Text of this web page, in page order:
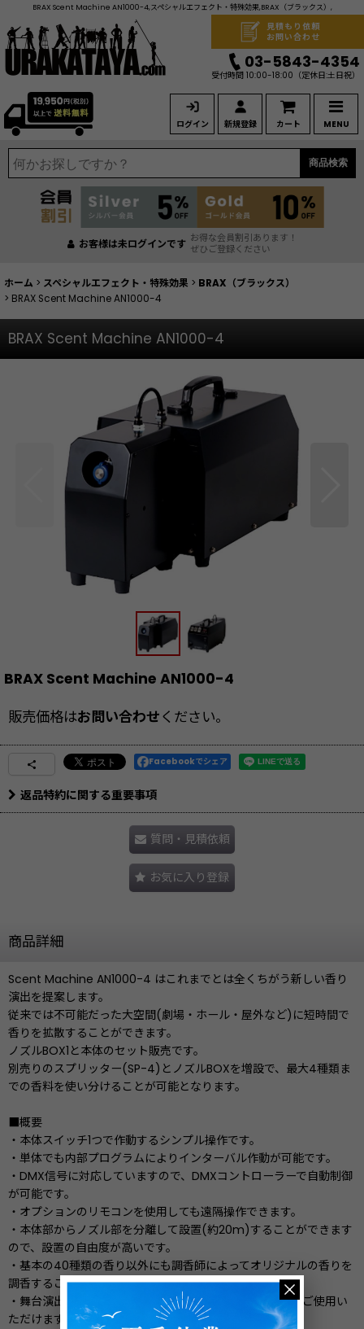
BRAX Scent Machine AN1000-4,スペシャルエフェクト・特殊効果,BRAX（ブラックス）,
ログイン 新規登録 カート MENU
見積もり依頼
お問い合わせ
03-5843-4354
受付時間 10:00-18:00 （定休日:土日祝）
商品検索
お客様は未ログインです お得な会員割引あります！
ぜひご登録ください
ホーム > スペシャルエフェクト・特殊効果 > BRAX（ブラックス）
> BRAX Scent Machine AN1000-4
BRAX Scent Machine AN1000-4
BRAX Scent Machine AN1000-4
販売価格はお問い合わせください。
Facebookでシェア
返品特約に関する重要事項
質問・見積依頼
お気に入り登録
商品詳細
Scent Machine AN1000-4 はこれまでとは全くちがう新しい香り
演出を提案します。
従来では不可能だった大空間(劇場・ホール・屋外など)に短時間で
香りを拡散することができます。
ノズルBOX1と本体のセット販売です。
別売りのスプリッター(SP-4)とノズルBOXを増設で、最大4種類ま
での香料を使い分けることが可能となります。
■概要
・本体スイッチ1つで作動するシンプル操作です。
・単体でも内部プログラムによりインターバル作動が可能です。
・DMX信号に対応していますので、DMXコントローラーで自動制御
が可能です。
・オプションのリモコンを使用しても遠隔操作できます。
・本体部からノズル部を分離して設置(約20m)することができます
ので、設置の自由度が高いです。
・基本の40種類の香り以外にも調香師によってオリジナルの香りを
調香することができます。（調香費別途）
・舞台演出・ブライダル演出などシーンを選ばずに手軽にご使用い
ただけます。